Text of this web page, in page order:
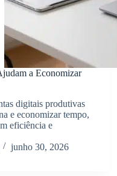
a Economizar
digitais produtivas
e economizar tempo,
eficiência e
junho 30, 2026